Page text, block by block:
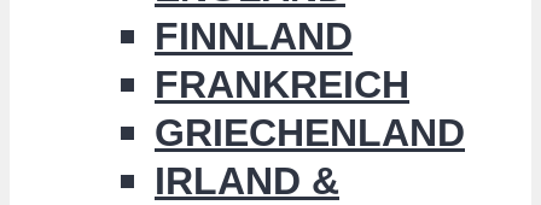
FINNLAND
FRANKREICH
GRIECHENLAND
IRLAND &